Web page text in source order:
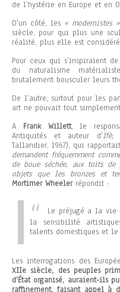
de l’hystérie en Europe et en
D’un côté, les « modernistes »
siècle, pour qui plus une
réalité, plus elle est
Pour ceux qui s’inspiraient de
du naturalisme
brutalement bousculer leurs
De l’autre, surtout pour les
art ne pouvait tout
A Frank Willett, le
Antiquités et auteur d’Ifè,
Tallandier, 1967), qui
demandent fréquemment
de boue séchée, aux toits
objets que les bronzes et
Mortimer Wheelerrépondit :
Le préjugé a la vie
la sensibilité
talents domestiques et
Les interrogations des
XIIe siècle, des peuples
d’État organisé, auraient-ils